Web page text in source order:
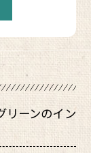
リーンのイン